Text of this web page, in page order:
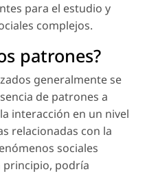
para el estudio y
complejos.
patrones?
generalmente se
de patrones a
interacción en un nivel
relacionadas con la
sociales
principio, podría